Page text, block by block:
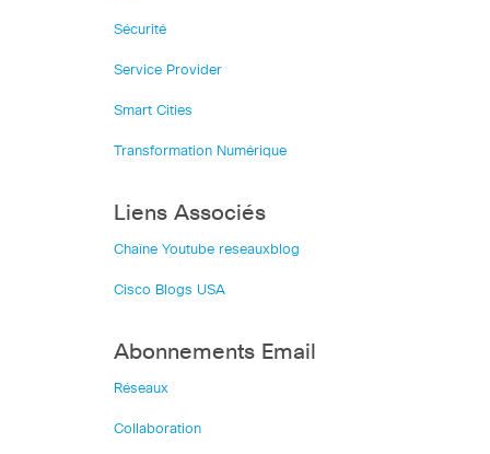
Sécurité
Service Provider
Smart Cities
Transformation Numérique
Liens Associés
Chaîne Youtube reseauxblog
Cisco Blogs USA
Abonnements Email
Réseaux
Collaboration